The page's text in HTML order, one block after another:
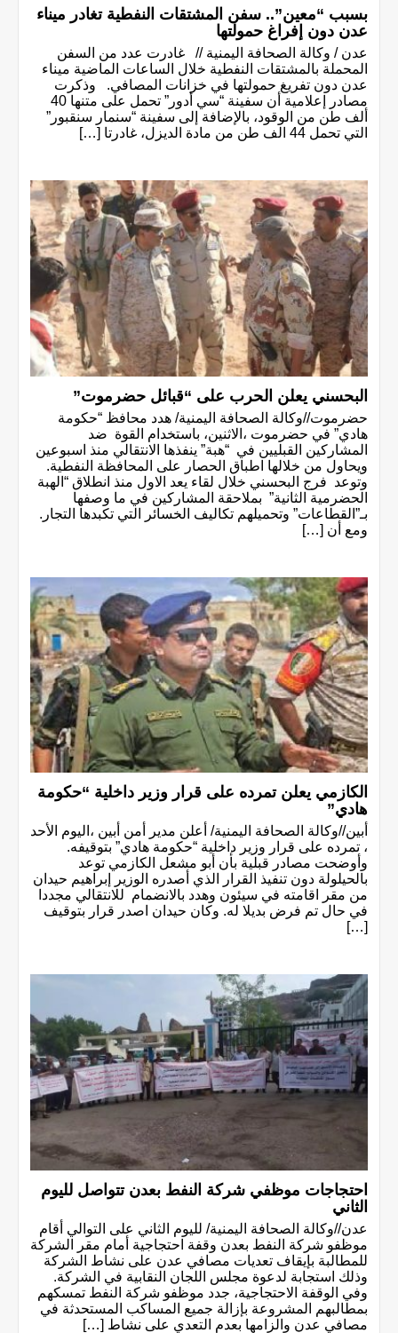
بسبب “معين”.. سفن المشتقات النفطية تغادر ميناء
عدن دون إفراغ حمولتها
عدن / وكالة الصحافة اليمنية // غادرت عدد من السفن
المحملة بالمشتقات النفطية خلال الساعات الماضية ميناء
عدن دون تفريغ حمولتها في خزانات المصافي. وذكرت
مصادر إعلامية أن سفينة “سي أدور” تحمل على متنها 40
ألف طن من الوقود، بالإضافة إلى سفينة “سنمار سنقبور”
التي تحمل 44 الف طن من مادة الديزل، غادرتا […]
البحسني يعلن الحرب على “قبائل حضرموت”
حضرموت//وكالة الصحافة اليمنية/ هدد محافظ “حكومة
هادي” في حضرموت ،الاثنين، باستخدام القوة ضد
المشاركين القبليين في “هبة” ينفذها الانتقالي منذ اسبوعين
ويحاول من خلالها اطباق الحصار على المحافظة النفطية.
وتوعد فرج البحسني خلال لقاء يعد الاول منذ انطلاق “الهبة
الحضرمية الثانية” بملاحقة المشاركين في ما وصفها
بـ”القطاعات” وتحميلهم تكاليف الخسائر التي تكبدها التجار.
ومع أن […]
الكازمي يعلن تمرده على قرار وزير داخلية “حكومة
هادي”
أبين//وكالة الصحافة اليمنية/ أعلن مدير أمن أبين ،اليوم الأحد
، تمرده على قرار وزير داخلية “حكومة هادي” بتوقيفه.
وأوضحت مصادر قبلية بأن أبو مشعل الكازمي توعد
بالحيلولة دون تنفيذ القرار الذي أصدره الوزير إبراهيم حيدان
من مقر اقامته في سيئون وهدد بالانضمام للانتقالي مجددا
في حال تم فرض بديلا له. وكان حيدان اصدر قرار بتوقيف
[…]
احتجاجات موظفي شركة النفط بعدن تتواصل لليوم
الثاني
عدن//وكالة الصحافة اليمنية/ لليوم الثاني على التوالي أقام
موظفو شركة النفط بعدن وقفة احتجاجية أمام مقر الشركة
للمطالبة بإيقاف تعديات مصافي عدن على نشاط الشركة
وذلك استجابة لدعوة مجلس اللجان النقابية في الشركة.
وفي الوقفة الاحتجاجية، جدد موظفو شركة النفط تمسكهم
بمطالبهم المشروعة بإزالة جميع المساكب المستحدثة في
مصافي عدن والزامها بعدم التعدي على نشاط […]